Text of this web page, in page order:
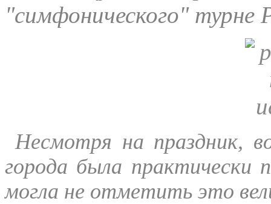
"симфонического" турне
Несмотря на праздник,
города была практически
могла не отметить это